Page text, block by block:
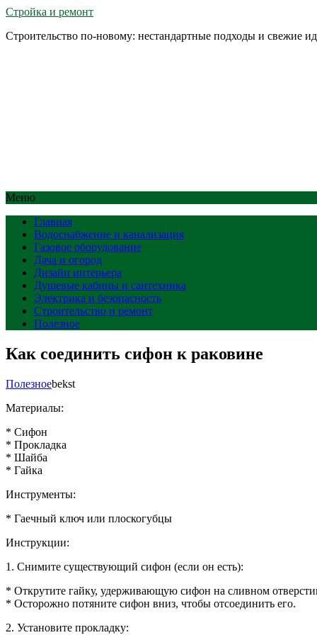
Стройка и ремонт
Строительство по-новому: нестандартные подходы и свежие
Меню
Главная
Водоснабжение и канализация
Газовое оборудование
Дача и огород
Дизайн интерьера
Душевые кабины и сантехника
Электрика и безопасность
Строительство и ремонт
Полезное
Как соединить сифон к раковине
Полезноеbekst
Материалы:
* Сифон
* Прокладка
* Шайба
* Гайка
Инструменты:
* Гаечный ключ или плоскогубцы
Инструкции:
1. Снимите существующий сифон (если он есть):
* Открутите гайку, удерживающую сифон на сливном
* Осторожно потяните сифон вниз, чтобы отсоединить его.
2. Установите прокладку: